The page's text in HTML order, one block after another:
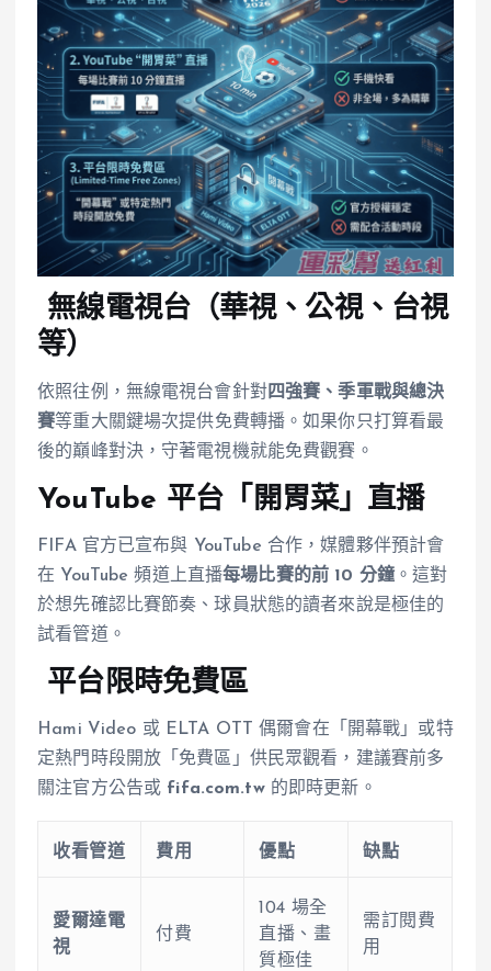
無線電視台（華視、公視、台視
等）
依照往例，無線電視台會針對四強賽、季軍戰與總決
賽等重大關鍵場次提供免費轉播。如果你只打算看最
後的巔峰對決，守著電視機就能免費觀賽。
YouTube 平台「開胃菜」直播
FIFA 官方已宣布與 YouTube 合作，媒體夥伴預計會
在 YouTube 頻道上直播每場比賽的前 10 分鐘。這對
於想先確認比賽節奏、球員狀態的讀者來說是極佳的
試看管道。
平台限時免費區
Hami Video 或 ELTA OTT 偶爾會在「開幕戰」或特
定熱門時段開放「免費區」供民眾觀看，建議賽前多
關注官方公告或 fifa.com.tw的即時更新。
收看管道 費用 優點 缺點
愛爾達電
視
付費
104 場全
直播、畫
質極佳
需訂閱費
用